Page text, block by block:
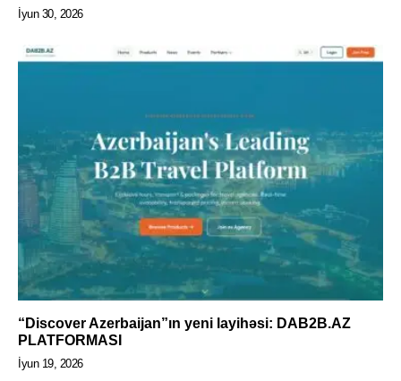
İyun 30, 2026
“Discover Azerbaijan”ın yeni layihəsi: DAB2B.AZ
PLATFORMASI
İyun 19, 2026